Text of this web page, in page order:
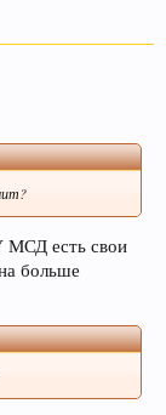
МСД есть свои
больше